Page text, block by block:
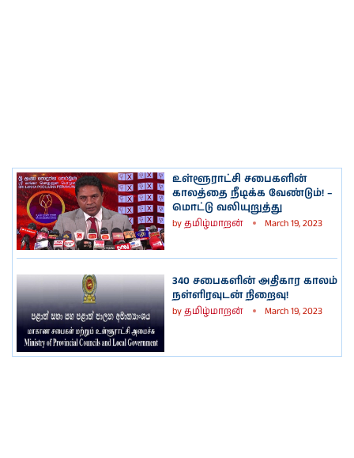
உள்ளூராட்சி சபைகளின்
காலத்தை நீடிக்க வேண்டும்! –
மொட்டு வலியுறுத்து
byதமிழ்மாறன் March 19, 2023
340 சபைகளின் அதிகார காலம்
நள்ளிரவுடன் நிறைவு!
byதமிழ்மாறன் March 19, 2023